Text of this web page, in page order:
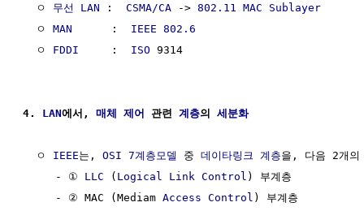
  ㅇ
무선 LAN : CSMA/CA -> 802.11 MAC Sublayer
  ㅇ
MAN
      :
IEEE 802.6
  ㅇ
FDDI
     :
ISO 9314
4. LAN에서, 매체 제어 관련 계층의 세분화
  ㅇ
IEEE는, OSI 7계층모델 중 데이타링크 계층을, 다음 2개
     - ①
LLC ( Logical Link Control ) 부계층
     - ② MAC (Mediam
Access Control ) 부계층